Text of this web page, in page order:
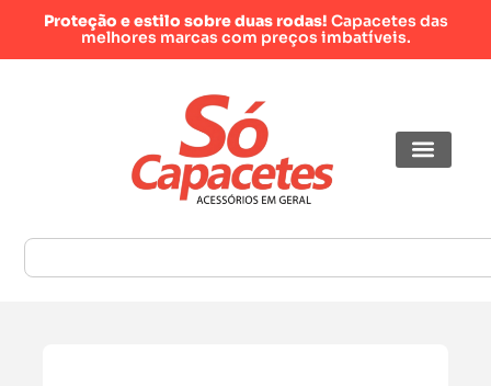
Proteção e estilo sobre duas rodas! Capacetes das
melhores marcas com preços imbatíveis.